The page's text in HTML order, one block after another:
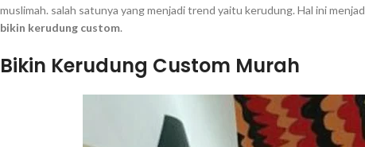
muslimah. salah satunya yang menjadi trend yaitu kerudung. Hal ini
bikin kerudung custom.
Bikin Kerudung Custom Murah